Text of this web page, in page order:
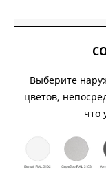
Выберите наружную крышку кондиционера из наших
цветов,
что